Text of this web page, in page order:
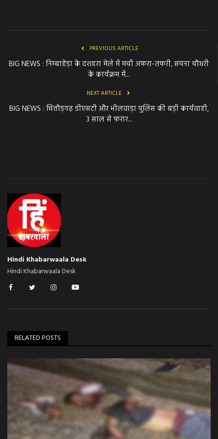
PREVIOUS ARTICLE
BIG NEWS : निम्बाहेड़ा के दशहरा मेले में मची अफरा-तफरी, सपना चौधरी
के कार्यक्रम में...
NEXT ARTICLE
BIG NEWS : चित्तौड़गढ़ डीएसटी और भीलवाड़ा पुलिस की बड़ी कार्यवाही,
3 साल से फरार...
Hindi Khabarwaala Desk
Hindi Khabarwaala Desk
RELATED POSTS